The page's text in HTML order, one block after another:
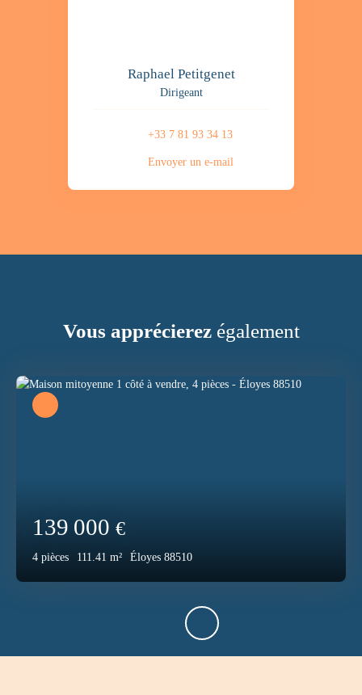
Raphael Petitgenet
Dirigeant
+33 7 81 93 34 13
Envoyer un e-mail
Vous apprécierezégalement
139 000 €
4 pièces 111.41 m² Éloyes 88510